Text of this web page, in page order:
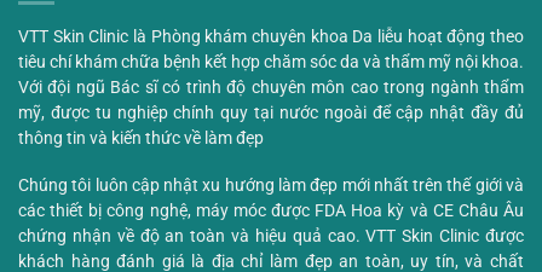
VTT Skin Clinic là Phòng khám chuyên khoa Da liễu hoạt động theo
tiêu chí khám chữa bệnh kết hợp chăm sóc da và thẩm mỹ nội khoa.
Với đội ngũ Bác sĩ có trình độ chuyên môn cao trong ngành thẩm
mỹ, được tu nghiệp chính quy tại nước ngoài để cập nhật đầy đủ
thông tin và kiến thức về làm đẹp
Chúng tôi luôn cập nhật xu hướng làm đẹp mới nhất trên thế giới và
các thiết bị công nghệ, máy móc được FDA Hoa kỳ và CE Châu Âu
chứng nhận về độ an toàn và hiệu quả cao. VTT Skin Clinic được
khách hàng đánh giá là địa chỉ làm đẹp an toàn, uy tín, và chất